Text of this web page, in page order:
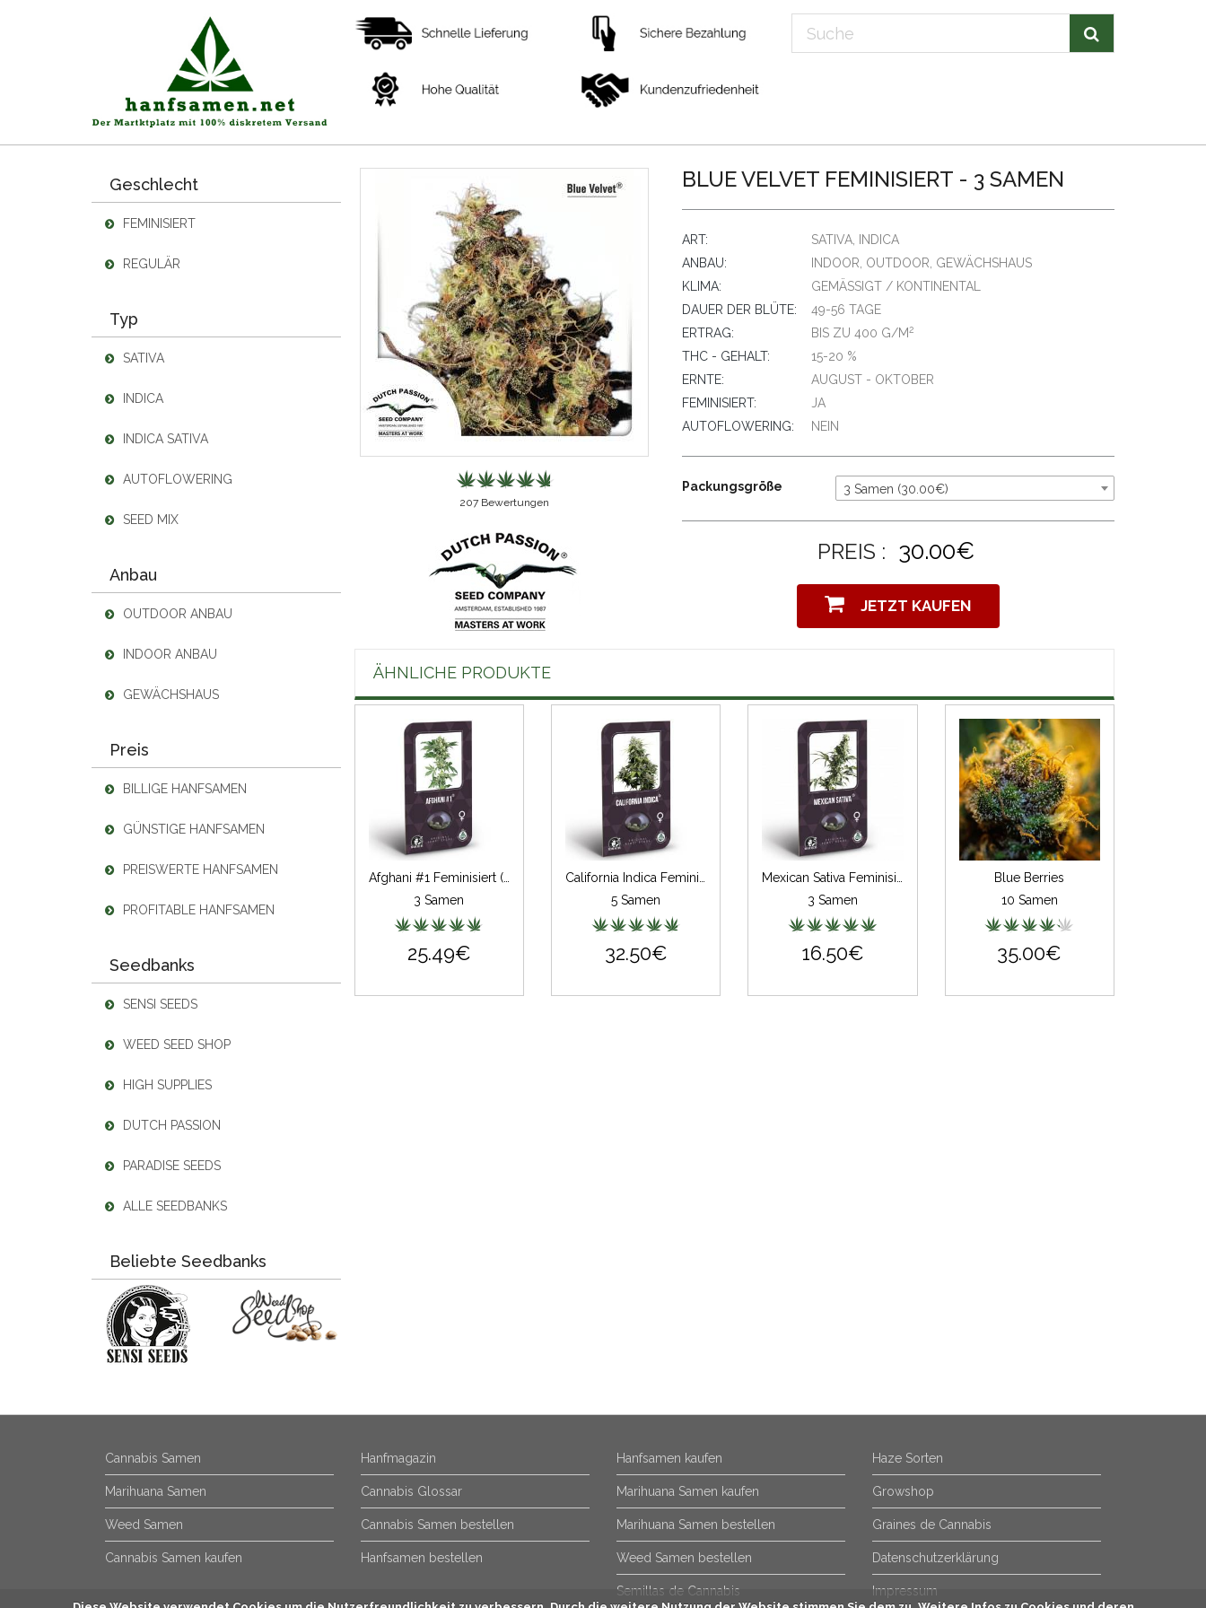
Geschlecht
FEMINISIERT
REGULÄR
Typ
SATIVA
INDICA
INDICA SATIVA
AUTOFLOWERING
SEED MIX
Anbau
OUTDOOR ANBAU
INDOOR ANBAU
GEWÄCHSHAUS
Preis
BILLIGE HANFSAMEN
GÜNSTIGE HANFSAMEN
PREISWERTE HANFSAMEN
PROFITABLE HANFSAMEN
Seedbanks
SENSI SEEDS
WEED SEED SHOP
HIGH SUPPLIES
DUTCH PASSION
PARADISE SEEDS
ALLE SEEDBANKS
Beliebte Seedbanks
207 Bewertungen
BLUE VELVET FEMINISIERT - 3 SAMEN
ART:
SATIVA, INDICA
ANBAU:
INDOOR, OUTDOOR, GEWÄCHSHAUS
KLIMA:
GEMÄSSIGT / KONTINENTAL
DAUER DER BLÜTE:
49-56 TAGE
ERTRAG:
BIS ZU 400 G/M2
THC - GEHALT:
15-20 %
ERNTE:
AUGUST - OKTOBER
FEMINISIERT:
JA
AUTOFLOWERING:
NEIN
Packungsgröße 3 Samen (30.00€)
PREIS : 30.00€
JETZT KAUFEN
ÄHNLICHE PRODUKTE
Afghani #1 Feminisiert (Classic Redux Serie)
3 Samen
25.49€
5 Samen
32.50€
3 Samen
16.50€
Blue Berries
10 Samen
35.00€
Cannabis Samen
Marihuana Samen
Weed Samen
Cannabis Samen kaufen
Hanfmagazin
Cannabis Glossar
Cannabis Samen bestellen
Hanfsamen bestellen
Hanfsamen kaufen
Marihuana Samen kaufen
Marihuana Samen bestellen
Weed Samen bestellen
Semillas de Cannabis
Haze Sorten
Growshop
Graines de Cannabis
Datenschutzerklärung
Impressum